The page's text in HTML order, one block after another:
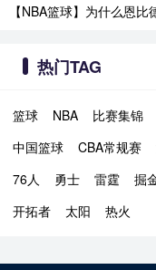
【NBA篮球】为什么恩
热门TAG
篮球 NBA 比赛集锦
中国篮球
CBA常规赛
76人
勇士 雷霆 掘
开拓者
太阳 热火